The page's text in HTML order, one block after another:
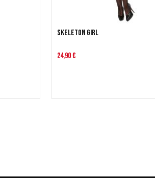
Skeleton girl
24,90 €